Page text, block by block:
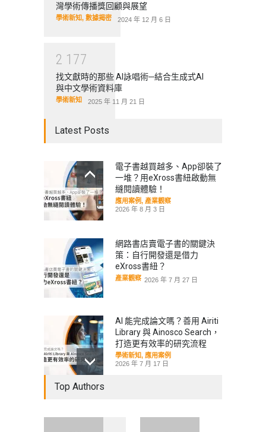
灣學術傳播獎回顧與展望
學術新知, 數據揭密 2024 年 12 月 6 日
2 1 77
找文獻時的那些 AI詠唱術─結合生成式AI
與中文學術資料庫
學術新知 2025 年 11 月 21 日
Latest Posts
電子書越買越多、App卻裝了
一堆？用eXross書紐啟動無
縫閱讀體驗！
應用案例, 產業觀察
2026 年 8 月 3 日
網路書店賣電子書的關鍵決
策：自行開發還是借力
eXross書紐？
產業觀察 2026 年 7 月 27 日
AI 能完成論文嗎？善用 Airiti
Library 與 Ainosco Search，
打造更有效率的研究流程
學術新知, 應用案例
2026 年 7 月 17 日
Top Authors